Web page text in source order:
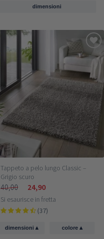
dimensioni
Tappeto a pelo lungo Classic –
Grigio scuro
40,00 24,90
Si esaurisce in fretta
(37)
dimensioni▴ colore ▴